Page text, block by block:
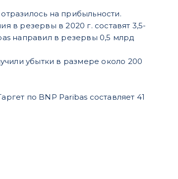
на прибыльности.
в резервы в 2020 г. составят 3,5-
направил в резервы 0,5 млрд
убытки в размере около 200
по BNP Paribas составляет 41